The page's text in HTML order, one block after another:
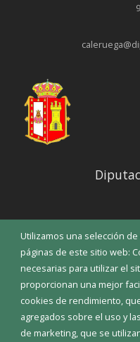
Utilizamos una selección
páginas de este sitio web:
necesarias para utilizar el
proporcionan una mejor
cookies de rendimiento,
agregados sobre el uso y
de marketing, que se